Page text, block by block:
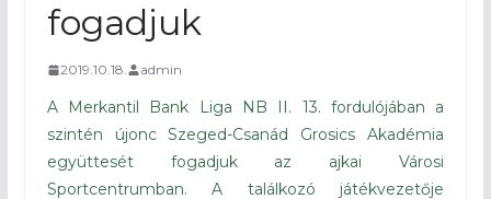
fogadjuk
2019.10.18. admin
A Merkantil Bank Liga NB II. 13. fordulójában a
szintén újonc Szeged-Csanád Grosics Akadémia
együttesét fogadjuk az ajkai Városi
Sportcentrumban. A találkozó játékvezetője